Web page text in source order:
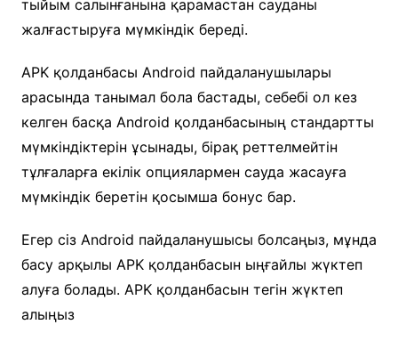
тыйым салынғанына қарамастан сауданы
жалғастыруға мүмкіндік береді.
APK қолданбасы Android пайдаланушылары
арасында танымал бола бастады, себебі ол кез
келген басқа Android қолданбасының стандартты
мүмкіндіктерін ұсынады, бірақ реттелмейтін
тұлғаларға екілік опциялармен сауда жасауға
мүмкіндік беретін қосымша бонус бар.
Егер сіз Android пайдаланушысы болсаңыз, мұнда
басу арқылы APK қолданбасын ыңғайлы жүктеп
алуға болады. APK қолданбасын тегін жүктеп
алыңыз